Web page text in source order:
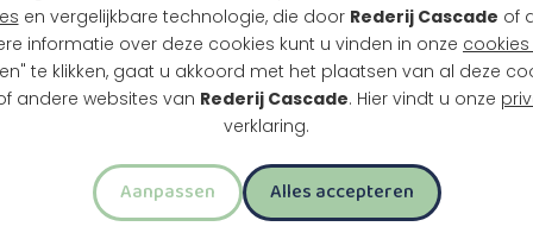
en vergelijkbare technologie, die door Rederij Cascade of
informatie over deze cookies kunt u vinden in onze
te klikken, gaat u akkoord met het plaatsen van al deze
andere websites van Rederij Cascade. Hier vindt u onze
verklaring.
Aanpassen Alles accepteren